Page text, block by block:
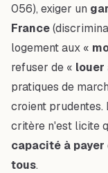
056), exiger un
France
logement aux «
refuser de « louer
pratiques de
croient prudentes.
critère n'est licite
capacité à payer
tous.